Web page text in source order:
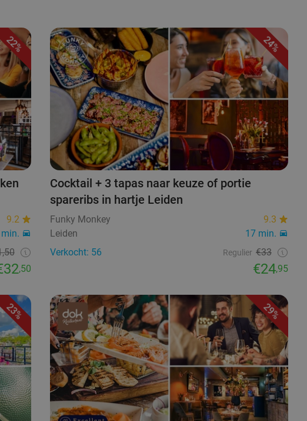
22%
9.2
,50
24%
Cocktail + 3 tapas naar keuze of portie
spareribs in hartje Leiden
Funky Monkey
9.3
Leiden
17 min.
Verkocht: 56
Regulier €33
€24,95
23% 29%